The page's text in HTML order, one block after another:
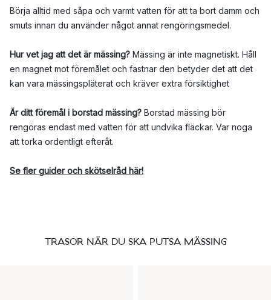
Börja alltid med såpa och varmt vatten för att ta bort damm och
smuts innan du använder något annat rengöringsmedel.
Hur vet jag att det är mässing? Mässing är inte magnetiskt. Håll
en magnet mot föremålet och fastnar den betyder det att det
kan vara mässingspläterat och kräver extra försiktighet
Är ditt föremål i borstad mässing? Borstad mässing bör
rengöras endast med vatten för att undvika fläckar. Var noga
att torka ordentligt efteråt.
Se fler guider och skötselråd här!
TRASOR NÄR DU SKA PUTSA MÄSSING